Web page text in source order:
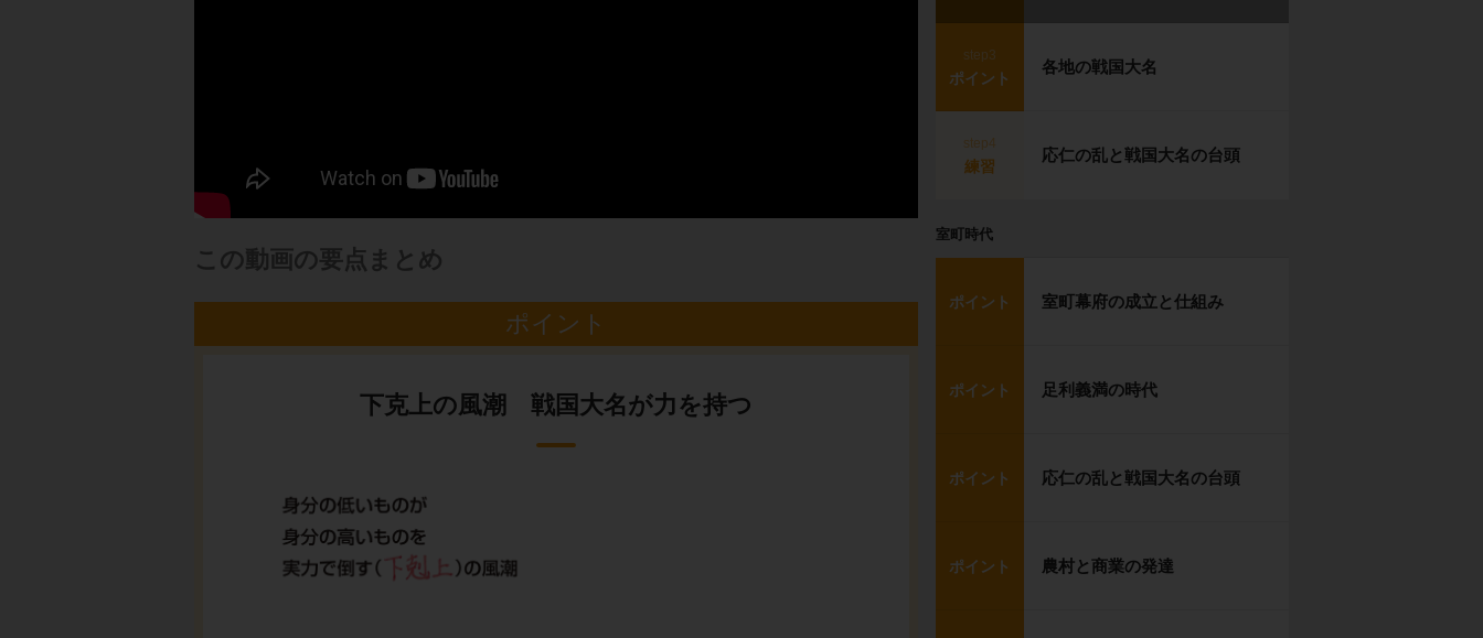
この動画の要点まとめ
ポイント
下克上の風潮 戦国大名が力を持つ
step3
ポイント
各地の戦国大名
step4
練習
応仁の乱と戦国大名の台頭
室町時代
ポイント 室町幕府の成立と仕組み
ポイント 足利義満の時代
ポイント 応仁の乱と戦国大名の台頭
ポイント 農村と商業の発達